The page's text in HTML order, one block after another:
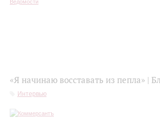
«Я начинаю восставать из пепла» |
Интервью